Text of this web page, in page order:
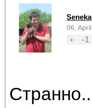
Seneka
06,
+
-1